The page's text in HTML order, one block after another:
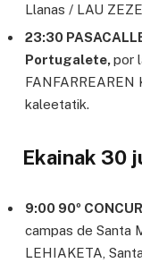
Llanas / LAU
23:30
Portugalete,por
kaleetatik.
Ekainak 30
9:00 90º
campas de Santa
LEHIAKETA,